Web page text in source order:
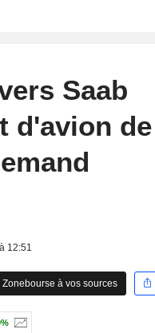
Saab
d'avion de
12:51
Zonebourse à vos sources